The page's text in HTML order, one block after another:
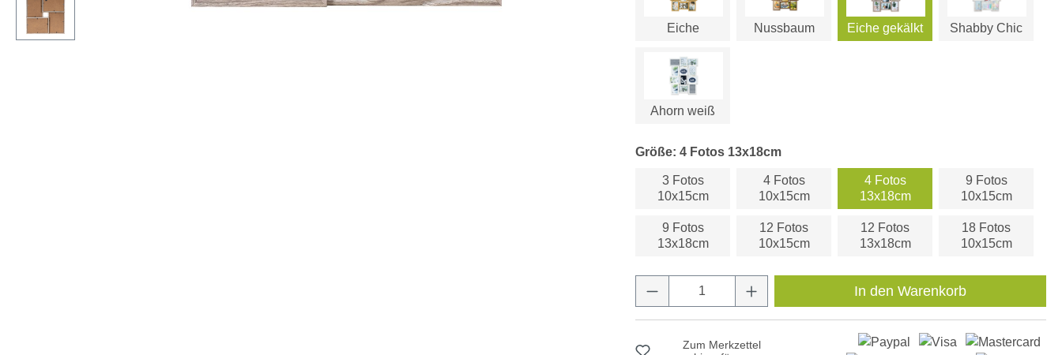
Eiche Nussbaum Eiche gekälkt Shabby Chic
Ahorn weiß
Größe: 4 Fotos 13x18cm
3 Fotos
10x15cm
4 Fotos
10x15cm
4 Fotos
13x18cm
9 Fotos
10x15cm
9 Fotos
13x18cm
12 Fotos
10x15cm
12 Fotos
13x18cm
18 Fotos
10x15cm
Produkt Anzahl: Gib den gewünschten Wert ein
In den Warenkorb
Zum Merkzettel